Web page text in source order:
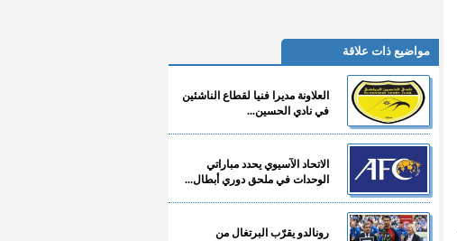
مواضيع ذات علاقة
العلاونة مديرا فنيا لقطاع الناشئين
في نادي الحسين...
الاتحاد الآسيوي يحدد مباراتي
الوحدات في ملحق دوري أبطال...
رونالدو يقرّب البرتغال من